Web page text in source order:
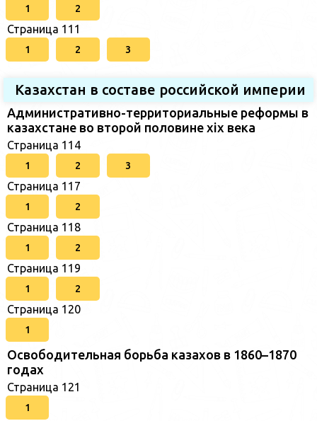
1 2
Страница 111
1 2 3
Казахстан в составе российской империи
Административно-территориальные реформы в
казахстане во второй половине xix века
Страница 114
1 2 3
Страница 117
1 2
Страница 118
1 2
Страница 119
1 2
Страница 120
1
Освободительная борьба казахов в 1860–1870
годах
Страница 121
1